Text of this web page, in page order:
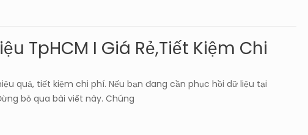
TpHCM I Giá Rẻ,Tiết Kiệm Chi
quả, tiết kiệm chi phí. Nếu bạn đang cần phục hồi dữ liệu tại
bỏ qua bài viết này. Chúng